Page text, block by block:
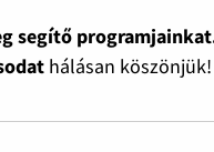
segítő
hálásan köszönjük!